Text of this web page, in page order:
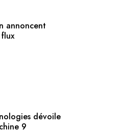
annoncent
flux
dévoile
9